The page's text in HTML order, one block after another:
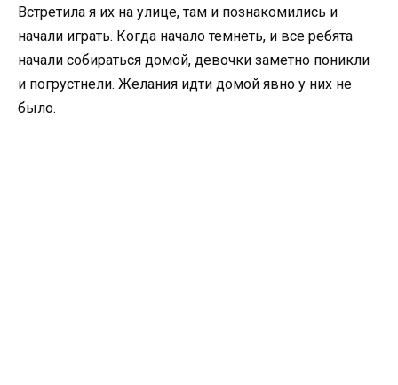
Встретила я их на улице, там и познакомились и
начали играть. Когда начало темнеть, и все ребята
начали собираться домой, девочки заметно поникли
и погрустнели. Желания идти домой явно у них не
было.